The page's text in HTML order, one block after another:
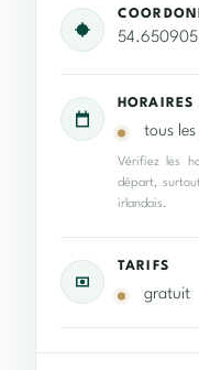
HORAIRES
tous
Vérifiez les
départ,
irlandais.
TARIFS
gratuit